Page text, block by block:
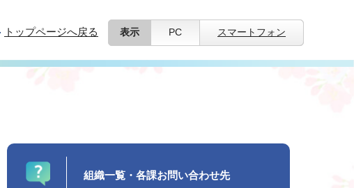
トップページへ戻る 表示 PC スマートフォン
組織一覧・各課お問い合わせ先